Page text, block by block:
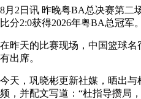
8月2日讯 昨晚粤BA总决赛第二
比分2:0获得2026年粤BA总冠军。
在昨天的比赛现场，中国篮球
有出席。
今天，巩晓彬更新社媒，晒出
频，并配文写道：“杜指导攒局